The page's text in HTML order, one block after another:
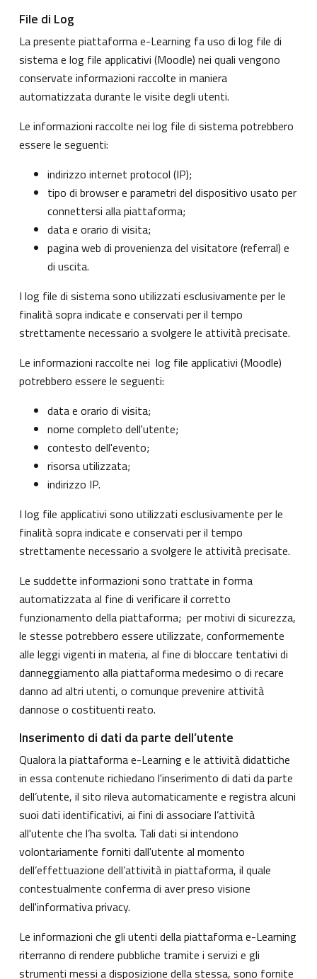
File di Log
La presente piattaforma e-Learning fa uso di log file di
sistema e log file applicativi (Moodle) nei quali vengono
conservate informazioni raccolte in maniera
automatizzata durante le visite degli utenti.
Le informazioni raccolte nei log file di sistema potrebbero
essere le seguenti:
indirizzo internet protocol (IP);
tipo di browser e parametri del dispositivo usato per
connettersi alla piattaforma;
data e orario di visita;
pagina web di provenienza del visitatore (referral) e
di uscita.
I log file di sistema sono utilizzati esclusivamente per le
finalità sopra indicate e conservati per il tempo
strettamente necessario a svolgere le attività precisate.
Le informazioni raccolte nei log file applicativi (Moodle)
potrebbero essere le seguenti:
data e orario di visita;
nome completo dell'utente;
contesto dell'evento;
risorsa utilizzata;
indirizzo IP.
I log file applicativi sono utilizzati esclusivamente per le
finalità sopra indicate e conservati per il tempo
strettamente necessario a svolgere le attività precisate.
Le suddette informazioni sono trattate in forma
automatizzata al fine di verificare il corretto
funzionamento della piattaforma; per motivi di sicurezza,
le stesse potrebbero essere utilizzate, conformemente
alle leggi vigenti in materia, al fine di bloccare tentativi di
danneggiamento alla piattaforma medesimo o di recare
danno ad altri utenti, o comunque prevenire attività
dannose o costituenti reato.
Inserimento di dati da parte dell’utente
Qualora la piattaforma e-Learning e le attività didattiche
in essa contenute richiedano l'inserimento di dati da parte
dell’utente, il sito rileva automaticamente e registra alcuni
suoi dati identificativi, ai fini di associare l’attività
all'utente che l’ha svolta. Tali dati si intendono
volontariamente forniti dall'utente al momento
dell’effettuazione dell’attività in piattaforma, il quale
contestualmente conferma di aver preso visione
dell'informativa privacy.
Le informazioni che gli utenti della piattaforma e-Learning
riterranno di rendere pubbliche tramite i servizi e gli
strumenti messi a disposizione della stessa, sono fornite